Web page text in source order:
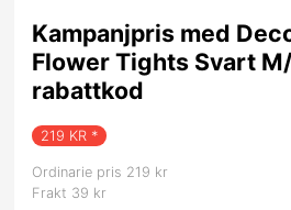
Kampanjpris med
Flower Tights Svart
rabattkod
219 KR *
Ordinarie pris 219 kr
Frakt 39 kr